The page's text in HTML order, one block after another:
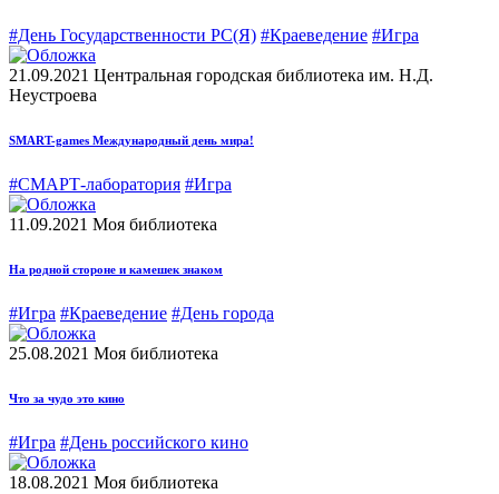
#День Государственности РС(Я) #Краеведение #Игра
21.09.2021 Центральная городская библиотека им. Н.Д.
Неустроева
SMART-games Международный день мира!
#СМАРТ-лаборатория #Игра
11.09.2021 Моя библиотека
На родной стороне и камешек знаком
#Игра #Краеведение #День города
25.08.2021 Моя библиотека
Что за чудо это кино
#Игра #День российского кино
18.08.2021 Моя библиотека